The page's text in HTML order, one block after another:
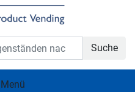
Suche
Menü